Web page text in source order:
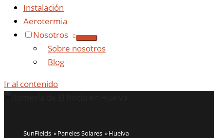
Instalación
Aerotermia
Nosotros
Sobre nosotros
Blog
Ir al contenido
SunFields Paneles Solares Huelva